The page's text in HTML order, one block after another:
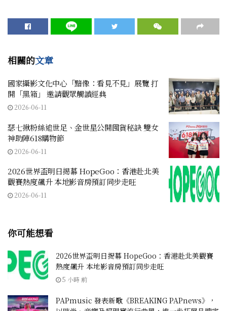
相關的文章
國家攝影文化中心「黯像：看見不見」展覽 打
開「黑箱」 邀請觀眾觸讀經典
2026-06-11
瑟七揪粉絲追世足、金世星公開囤貨秘訣 雙女
神助陣618購物節
2026-06-11
2026世界盃明日揭幕 HopeGoo：香港赴北美
觀賽熱度飆升 本地影音房預訂同步走旺
2026-06-11
你可能想看
2026世界盃明日揭幕 HopeGoo：香港赴北美觀賽
熱度飆升 本地影音房預訂同步走旺
5 小時 前
PAPmusic 發表新歌《BREAKING PAPnews》，